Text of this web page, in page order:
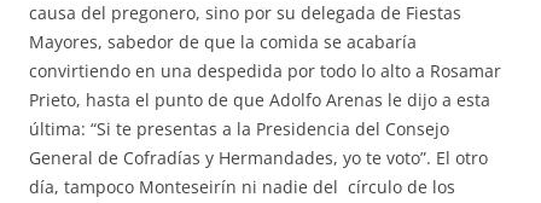
causa del pregonero, sino por su delegada de Fiestas
Mayores, sabedor de que la comida se acabaría
convirtiendo en una despedida por todo lo alto a Rosamar
Prieto, hasta el punto de que Adolfo Arenas le dijo a esta
última: “Si te presentas a la Presidencia del Consejo
General de Cofradías y Hermandades, yo te voto”. El otro
día, tampoco Monteseirín ni nadie del círculo de los